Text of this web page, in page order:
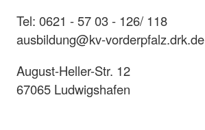
Tel: 0621 - 57 03 - 126/ 118
ausbildung@kv-vorderpfalz.drk.de
August-Heller-Str. 12
67065 Ludwigshafen